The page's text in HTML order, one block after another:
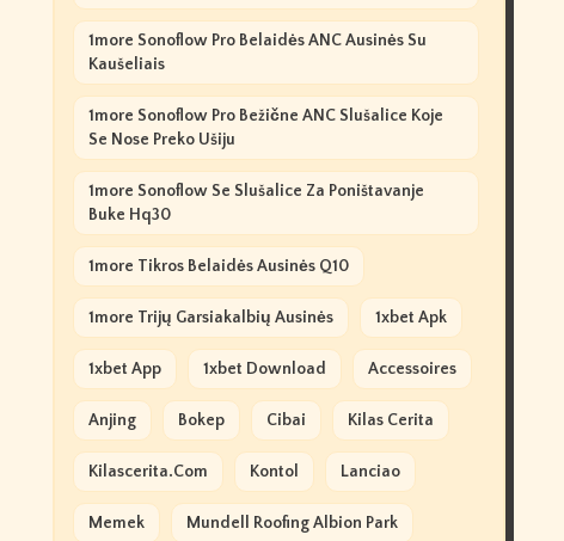
1more Sonoflow Pro Belaidės ANC Ausinės Su
Kaušeliais
1more Sonoflow Pro Bežične ANC Slušalice Koje
Se Nose Preko Ušiju
1more Sonoflow Se Slušalice Za Poništavanje
Buke Hq30
1more Tikros Belaidės Ausinės Q10
1more Trijų Garsiakalbių Ausinės 1xbet Apk
1xbet App 1xbet Download Accessoires
Anjing Bokep Cibai Kilas Cerita
Kilascerita.com Kontol Lanciao
Memek Mundell Roofing Albion Park